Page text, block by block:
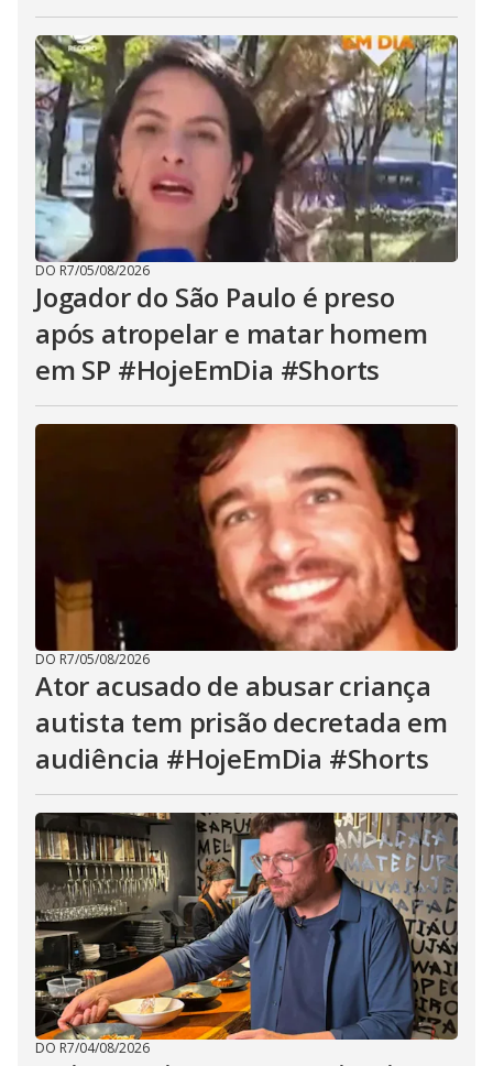
DO R7/05/08/2026
Jogador do São Paulo é preso
após atropelar e matar homem
em SP #HojeEmDia #Shorts
DO R7/05/08/2026
Ator acusado de abusar criança
autista tem prisão decretada em
audiência #HojeEmDia #Shorts
DO R7/04/08/2026